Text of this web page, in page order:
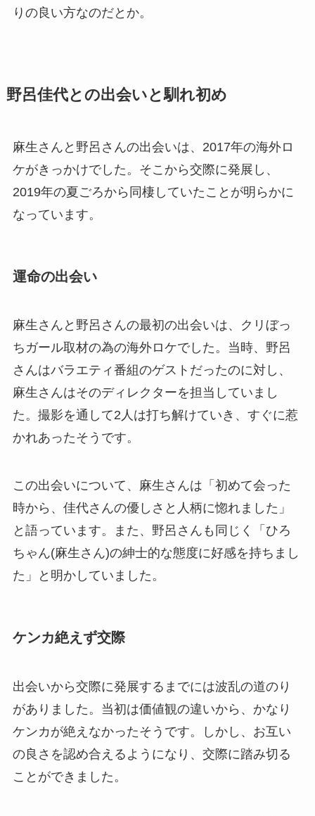
りの良い方なのだとか。
野呂佳代との出会いと馴れ初め
麻生さんと野呂さんの出会いは、2017年の海外ロ
ケがきっかけでした。そこから交際に発展し、
2019年の夏ごろから同棲していたことが明らかに
なっています。
運命の出会い
麻生さんと野呂さんの最初の出会いは、クリぼっ
ちガール取材の為の海外ロケでした。当時、野呂
さんはバラエティ番組のゲストだったのに対し、
麻生さんはそのディレクターを担当していまし
た。撮影を通して2人は打ち解けていき、すぐに惹
かれあったそうです。
この出会いについて、麻生さんは「初めて会った
時から、佳代さんの優しさと人柄に惚れました」
と語っています。また、野呂さんも同じく「ひろ
ちゃん(麻生さん)の紳士的な態度に好感を持ちまし
た」と明かしていました。
ケンカ絶えず交際
出会いから交際に発展するまでには波乱の道のり
がありました。当初は価値観の違いから、かなり
ケンカが絶えなかったそうです。しかし、お互い
の良さを認め合えるようになり、交際に踏み切る
ことができました。